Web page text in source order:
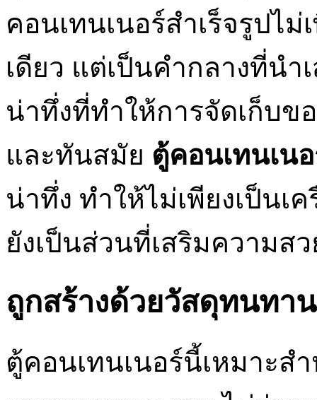
คอนเทนเนอร์สำเร็จรูปไ
เดียว แต่เป็นคำกลางที่น
น่าทึ่งที่ทำให้การจัดเก็บข
และทันสมัย ตู้คอนเทนเน
น่าทึ่ง ทำให้ไม่เพียงเป็นเ
ยังเป็นส่วนที่เสริมความ
ถูกสร้างด้วยวัสดุทนทา
ตู้คอนเทนเนอร์นี้เหมาะส